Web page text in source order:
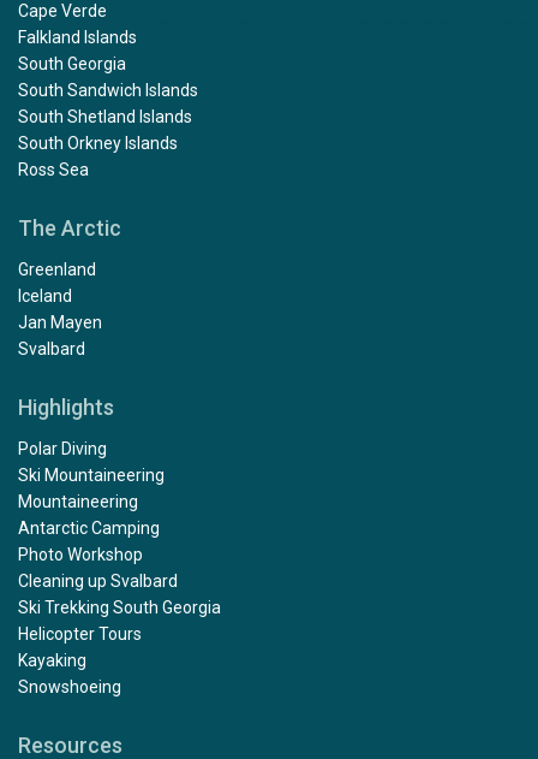
Cape Verde
Falkland Islands
South Georgia
South Sandwich Islands
South Shetland Islands
South Orkney Islands
Ross Sea
The Arctic
Greenland
Iceland
Jan Mayen
Svalbard
Highlights
Polar Diving
Ski Mountaineering
Mountaineering
Antarctic Camping
Photo Workshop
Cleaning up Svalbard
Ski Trekking South Georgia
Helicopter Tours
Kayaking
Snowshoeing
Resources